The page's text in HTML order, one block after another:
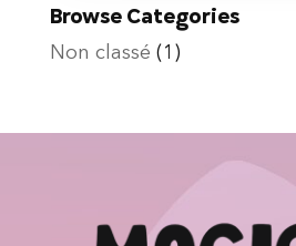
Browse Categories
Non classé (1)